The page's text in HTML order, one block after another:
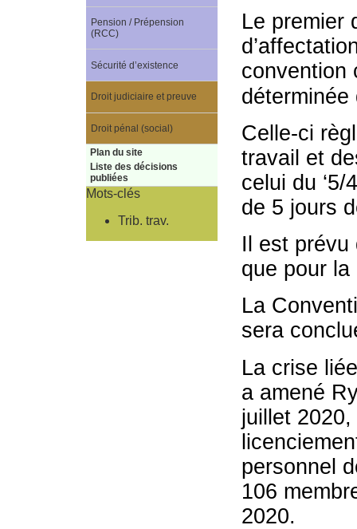
Le premier
convention
déterminée
Celle-ci
travail et
celui du ‘5/
de 5 jours
Il est prévu
que pour
La
sera
La crise
a amené
juillet
personnel
106
2020.
Pension / Prépension
(RCC)
Sécurité d’existence
Droit judiciaire et preuve
Droit pénal (social)
Plan du site
Liste des décisions
publiées
Mots-clés
Trib. trav.